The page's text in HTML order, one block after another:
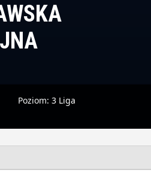
Poziom: 3 Liga